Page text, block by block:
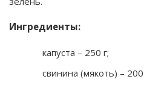
Ингредиенты:
капуста – 250 г;
свинина (мякоть) – 200